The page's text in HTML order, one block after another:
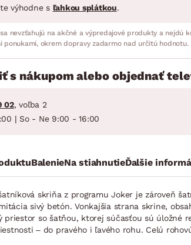
výhodne s ľahkou splátkou.
nevzťahujú na akčné a výpredajové produkty a nejdú
ponukami, okrem dopravy zadarmo nad určitú hodnotu.
s nákupom alebo objednať
02, voľba 2
| So - Ne 9:00 - 16:00
BalenieNa stiahnutieĎalšie
skriňa z programu Joker je zároveň
sivý betón. Vonkajšia strana skrine,
so šatňou, ktorej súčasťou sú úložné
– do pravého i ľavého rohu. Celú